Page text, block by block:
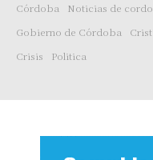
Córdoba Noticias de
Gobierno de Córdoba
Crisis
Politica